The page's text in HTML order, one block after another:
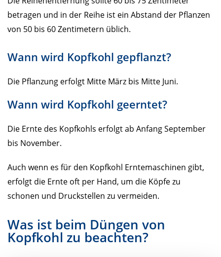
betragen und in der Reihe ist ein Abstand der Pflanzen
von 50 bis 60 Zentimetern üblich.
Wann wird Kopfkohl gepflanzt?
Die Pflanzung erfolgt Mitte März bis Mitte Juni.
Wann wird Kopfkohl geerntet?
Die Ernte des Kopfkohls erfolgt ab Anfang September
bis November.
Auch wenn es für den Kopfkohl Erntemaschinen gibt,
erfolgt die Ernte oft per Hand, um die Köpfe zu
schonen und Druckstellen zu vermeiden.
Was ist beim Düngen von
Kopfkohl zu beachten?